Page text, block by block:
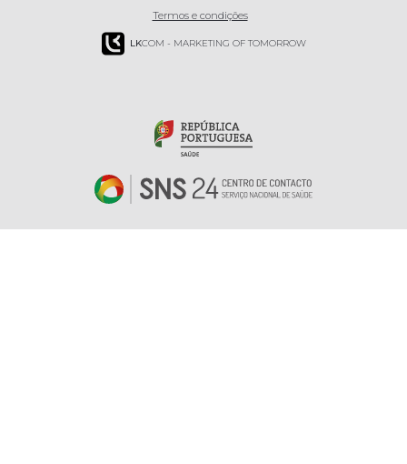
Termos e condições
LKCOM - MARKETING OF TOMORROW